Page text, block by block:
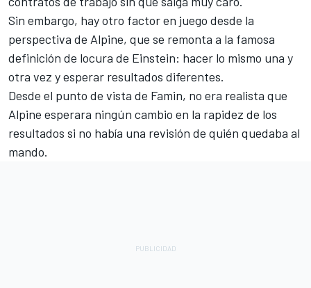
Sin embargo, hay otro factor en juego desde la
perspectiva de Alpine, que se remonta a la famosa
definición de locura de Einstein: hacer lo mismo una y
otra vez y esperar resultados diferentes.
Desde el punto de vista de Famin, no era realista que
Alpine esperara ningún cambio en la rapidez de los
resultados si no había una revisión de quién quedaba al
mando.